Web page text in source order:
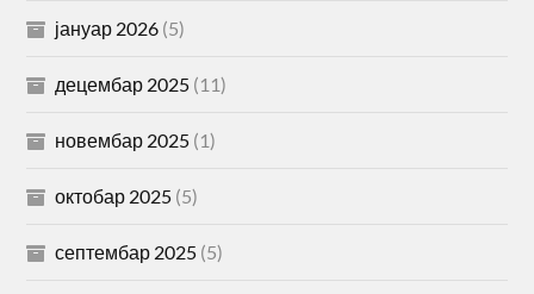
јануар 2026 (5)
децембар 2025 (11)
новембар 2025 (1)
октобар 2025 (5)
септембар 2025 (5)